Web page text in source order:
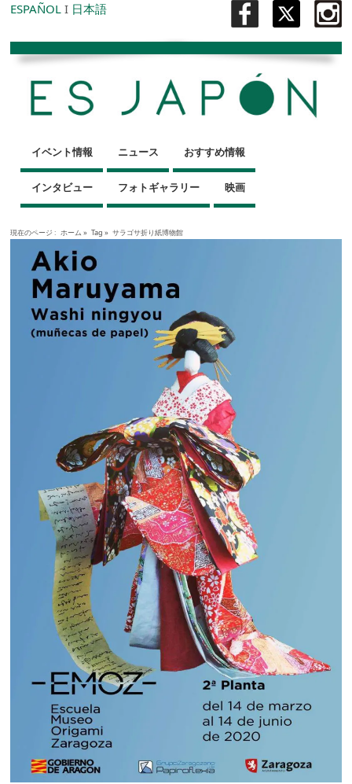
ESPAÑOL I 日本語
イベント情報 ニュース おすすめ情報
インタビュー フォトギャラリー 映画
現在のページ : ホーム » Tag » サラゴサ折り紙博物館